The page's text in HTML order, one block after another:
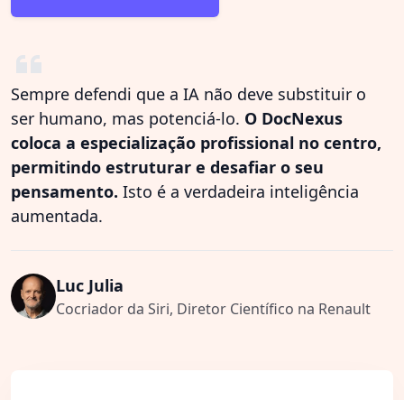
Sempre defendi que a IA não deve substituir o
ser humano, mas potenciá-lo. O DocNexus
coloca a especialização profissional no centro,
permitindo estruturar e desafiar o seu
pensamento. Isto é a verdadeira inteligência
aumentada.
Luc Julia
Cocriador da Siri, Diretor Científico na Renault